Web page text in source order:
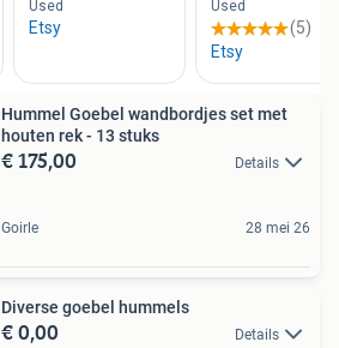
Hummel Goebel wandbordjes set met
houten rek - 13 stuks
€ 175,00 Details
Goirle 28 mei 26
Diverse goebel hummels
€ 0,00 Details